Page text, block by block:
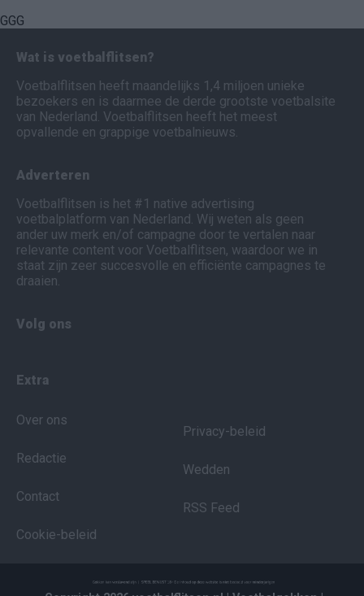
GGG
Wat is voetbalflitsen?
Voetbalflitsen heeft maandelijks 1,4 miljoen unieke
bezoekers en is daarmee de derde grootste voetbalsite
van Nederland. Voetbalflitsen heeft het meest
opvallende en grappige voetbalnieuws.
Adverteren
Voetbalflitsen is het #1 native advertising
voetbalplatform van Nederland. Wij weten als geen
ander uw merk en/of campagne door te vertalen naar
relevante content voor Voetbalflitsen, waardoor we in
staat zijn zeer succesvolle en efficiënte campagnes te
draaien.
Volg ons
Extra
Over ons
Redactie
Contact
Cookie-beleid
Privacy-beleid
Wedden
RSS Feed